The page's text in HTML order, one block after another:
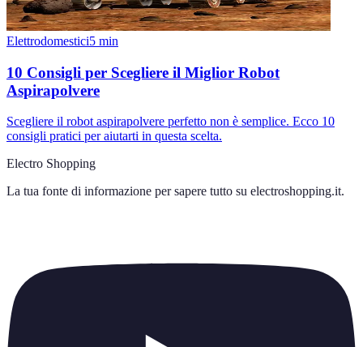
Elettrodomestici5 min
10 Consigli per Scegliere il Miglior Robot
Aspirapolvere
Scegliere il robot aspirapolvere perfetto non è semplice. Ecco 10
consigli pratici per aiutarti in questa scelta.
Electro Shopping
La tua fonte di informazione per sapere tutto su electroshopping.it.